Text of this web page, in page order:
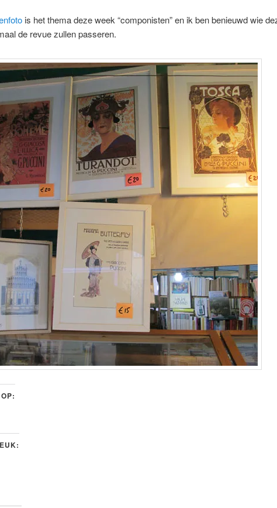
is het thema deze week “componisten” en ik ben benieuwd wie
de revue zullen passeren.